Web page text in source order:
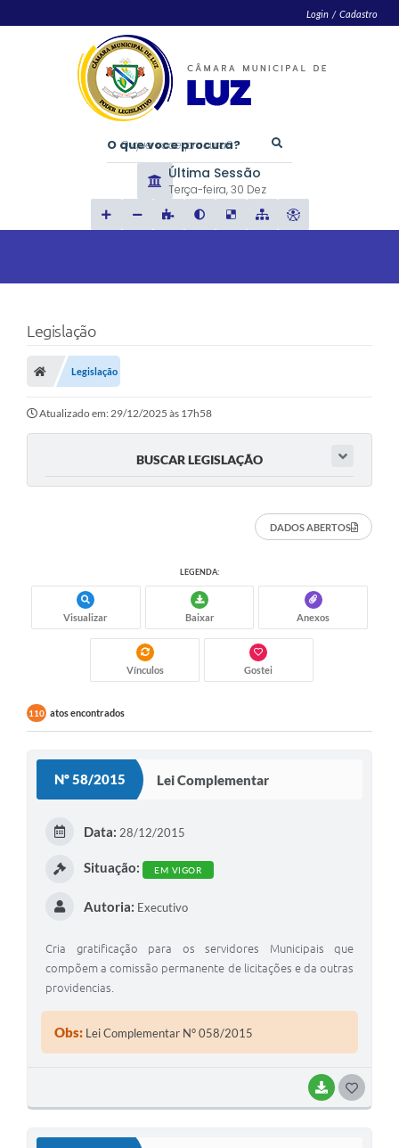
Login / Cadastro
O que voce procura?
Última Sessão
Terça-feira 30 Dez
Legislação
Legislação
Atualizado em: 29/12/2025 às 17h58
BUSCAR LEGISLAÇÃO
DADOS ABERTOS
LEGENDA:
Visualizar Baixar Anexos
Vínculos Gostei
110 atos encontrados
Nº 58/2015 Lei Complementar
BAIXAR
Data: 28/12/2015
Situação: EM VIGOR
Autoria: Executivo
Cria gratificação para os servidores Municipais que
compõem a comissão permanente de licitações e da outras
providencias.
Obs: Lei Complementar N° 058/2015